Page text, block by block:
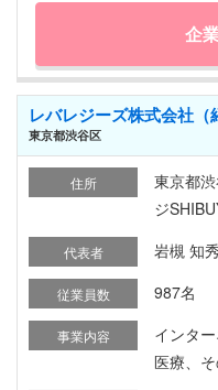
企
レバレジーズ株式会社（
東京都渋谷区
住所
東京都
ジ
代表者 岩槻 知秀
従業員数 987名
事業内容
インタ
医療、